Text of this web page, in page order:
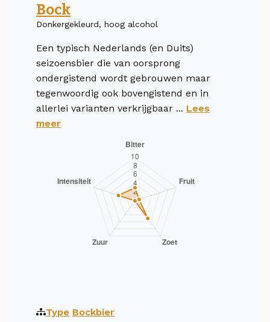
Bock
Donkergekleurd, hoog alcohol
Een typisch Nederlands (en Duits)
seizoensbier die van oorsprong
ondergistend wordt gebrouwen maar
tegenwoordig ook bovengistend en in
allerlei varianten verkrijgbaar ... Lees
meer
Type Bockbier